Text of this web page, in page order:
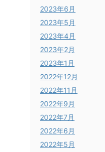
2023年6月
2023年5月
2023年4月
2023年2月
2023年1月
2022年12月
2022年11月
2022年9月
2022年7月
2022年6月
2022年5月